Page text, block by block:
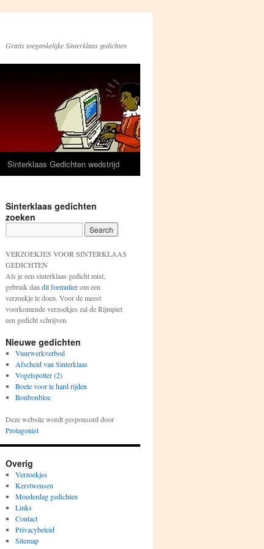
Gratis toegankelijke Sinterklaas gedichten
Sinterklaas Gedichten wedstrijd
Sinterklaas gedichten
zoeken
VERZOEKJES VOOR SINTERKLAAS
GEDICHTEN
Als je een sinterklaas gedicht mist,
gebruik dan dit formulierom een
verzoekje te doen. Voor de meest
voorkomende verzoekjes zal de Rijmpiet
een gedicht schrijven.
Nieuwe gedichten
Vuurwerkverbod
Afscheid van Sinterklaas
Vogelspotter (2)
Boete voor te hard rijden
Bonbonbloc
Deze website wordt gesponsord door
Protagonist
Overig
Verzoekjes
Kerstwensen
Moederdag gedichten
Links
Contact
Privacybeleid
Sitemap